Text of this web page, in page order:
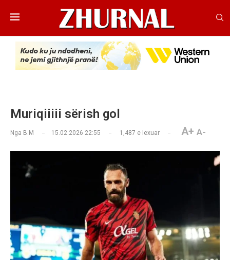
Muriqiiiii sërish gol
Nga B.M 15.02.2026 22:55 1,487 e lexuar A+ A-